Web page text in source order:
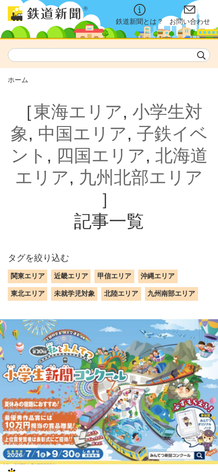
鉄道新聞とは？ お問い合わせ
ホーム
［東海エリア, 小学生対
象, 中国エリア, 子鉄イベ
ント , 四国エリア, 北海道
エリア, 九州北部エリア
］
記事一覧
タグを絞り込む
関東エリア 近畿エリア 甲信エリア 沖縄エリア
東北エリア 未就学児対象 北陸エリア 九州南部エリア